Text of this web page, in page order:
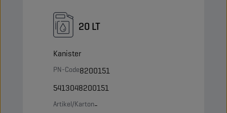
20 LT
Kanister
PN-Code8200151
5413048200151
Artikel/Karton-